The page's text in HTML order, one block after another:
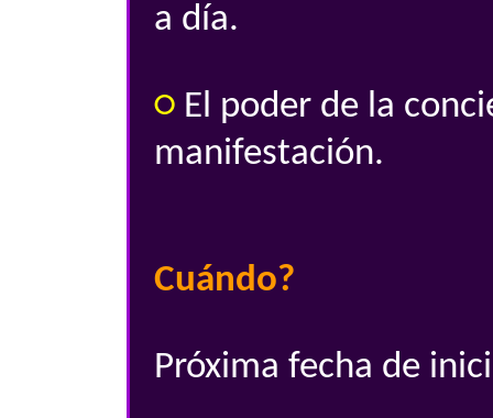
a día.
○ El poder de la
manifestación.
Cuándo?
Próxima fecha de